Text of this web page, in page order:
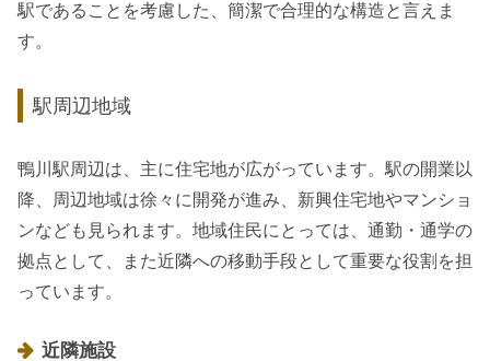
駅であることを考慮した、簡潔で合理的な構造と言えま
す。
駅周辺地域
鴨川駅周辺は、主に住宅地が広がっています。駅の開業以
降、周辺地域は徐々に開発が進み、新興住宅地やマンショ
ンなども見られます。地域住民にとっては、通勤・通学の
拠点として、また近隣への移動手段として重要な役割を担
っています。
近隣施設